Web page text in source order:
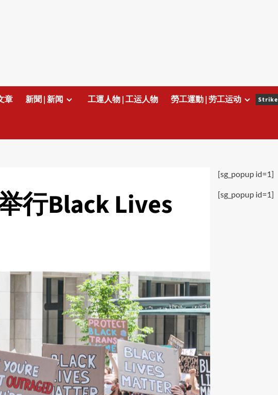
章 新聞 | 新闻 工運人物 | 工运人物 勞工運動 | 劳工运动 Strike
行Black Lives
[sg_popup id=1]
[sg_popup id=1]